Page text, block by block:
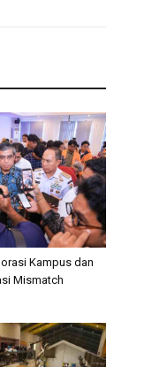
Kampus dan
Mismatch